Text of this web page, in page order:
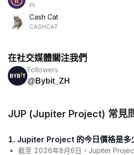
PI
Cash Cat
CASHCAT
在社交媒體關注我們
Followers
@Bybit_ZH
JUP (Jupiter Project) 常見
1. Jupiter Project 的今日價格是多
截至 2026年8月6日，Jupiter